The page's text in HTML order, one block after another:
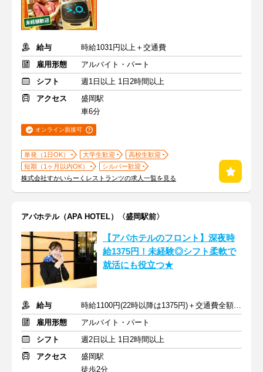
給与
時給1031円以上＋交通費
雇用形態
アルバイト・パート
シフト
週1日以上 1日2時間以上
アクセス
盛岡駅
車6分
オンライン面接可
単発（1日OK） 大学生歓迎
高校生歓迎
短期（1ヶ月以内OK）
シルバー歓迎
株式会社すかいらーくレストランツの求人一覧を見る
アパホテル（APA HOTEL）〈盛岡駅前〉
【アパホテルのフロント】深夜時
給1375円！未経験◎シフト柔軟で
就活にも役立つ★
給与
時給1100円(22時以降は1375円)＋交通費全額支給
雇用形態
アルバイト・パート
シフト
週2日以上 1日2時間以上
アクセス
盛岡駅
徒歩2分